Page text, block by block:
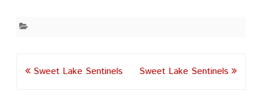
PostSweet Lake Sentinels Sweet Lake Sentinels